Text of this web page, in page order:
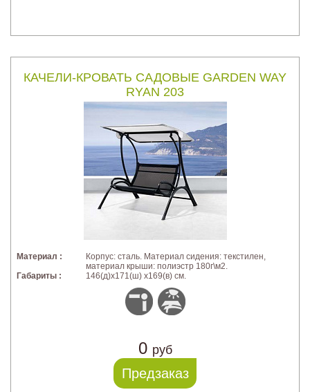
КАЧЕЛИ-КРОВАТЬ САДОВЫЕ GARDEN WAY
RYAN 203
Материал :
Корпус: сталь. Материал сидения: текстилен,
материал крыши: полиэстр 180г\м2.
Габариты :
146(д)х171(ш) х169(в) см.
0 руб
Предзаказ